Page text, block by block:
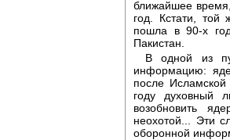
ближайшее
год. Кстати,
пошла в 90-х
Пакистан.
В одной из
информацию:
после
году духовный
возобновить
неохотой... Эти
оборонной